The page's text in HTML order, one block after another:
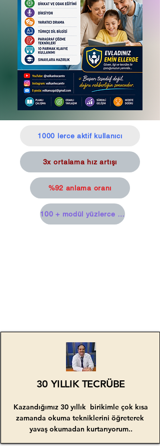
1000 lerce aktif kullanıcı
3x ortalama hız artışı
%92 anlama oranı
100 + modül yüzlerce
30 YILLIK TECRÜBE
Kazandığımız 30 yıllık birikimle çok kısa
zamanda okuma tekniklerini öğreterek
yavaş okumadan kurtarıyorum..